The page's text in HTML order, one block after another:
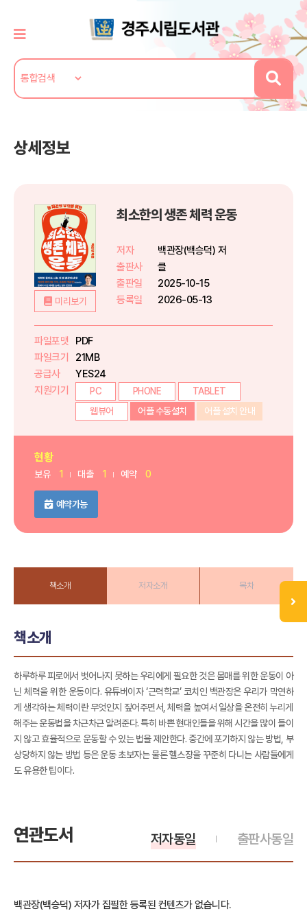
상세정보
미리보기
최소한의 생존 체력 운동
저자
백관장(백승덕) 저
출판사
클
출판일
2025-10-15
등록일
2026-05-13
파일포맷
PDF
파일크기
21MB
공급사
YES24
지원기기
PC PHONE
TABLET
웹뷰어
어플 수동설치 어플 설치 안내
현황
보유 1 대출 1 예약 0
예약가능
책소개 저자소개 목차
책소개
하루하루 피로에서 벗어나지 못하는 우리에게 필요한 것은 몸매를 위한 운동이 아
닌 체력을 위한 운동이다. 유튜버이자 ‘근력학교’ 코치인 백관장은 우리가 막연하
게 생각하는 체력이란 무엇인지 짚어주면서, 체력을 높여서 일상을 온전히 누리게
해주는 운동법을 차근차근 알려준다. 특히 바쁜 현대인들을 위해 시간을 많이 들이
지 않고 효율적으로 운동할 수 있는 법을 제안한다. 중간에 포기하지 않는 방법, 부
상당하지 않는 방법 등은 운동 초보자는 물론 헬스장을 꾸준히 다니는 사람들에게
도 유용한 팁이다.
연관도서 출판사동일
저자동일
백관장(백승덕) 저자가 집필한 등록된 컨텐츠가 없습니다.